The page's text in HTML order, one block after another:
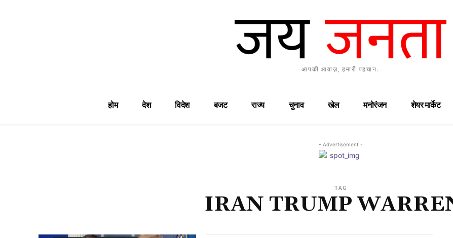
आपकी आवाज़, हमारी पहचान.
होम देश विदेश बजट राज्य चुनाव खेल मनोरंजन शेयर मार्केट
- Advertisement -
TAG
IRAN TRUMP